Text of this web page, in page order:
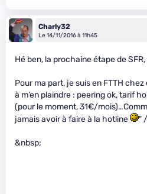
Charly32
Le 14/11/2016 à 11h45
Hé ben, la prochaine étape de
Pour ma part, je suis en FTTH
à m’en plaindre : peering ok, tarif
(pour le moment, 31€/
jamais avoir à faire à la hotline
"
&nbsp;